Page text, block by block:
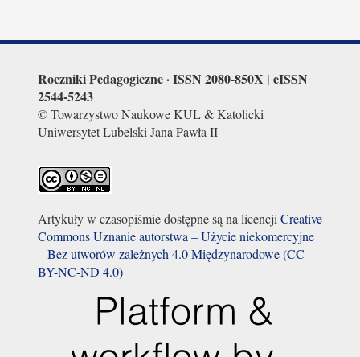
Roczniki Pedagogiczne · ISSN 2080-850X | eISSN
2544-5243
© Towarzystwo Naukowe KUL & Katolicki
Uniwersytet Lubelski Jana Pawła II
Artykuły w czasopiśmie dostępne są na licencji Creative
Commons Uznanie autorstwa – Użycie niekomercyjne
– Bez utworów zależnych 4.0 Międzynarodowe (CC
BY-NC-ND 4.0)